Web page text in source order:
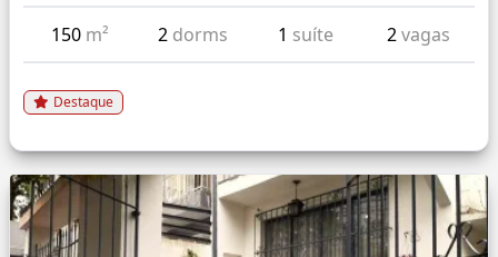
150 m² 2 dorms 1 suíte 2vagas
Destaque